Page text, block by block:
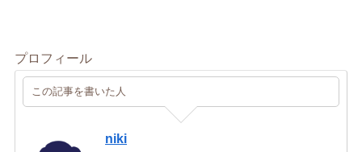
プロフィール
この記事を書いた人
niki